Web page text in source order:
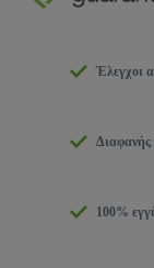
Έλεγχοι
Διαφανής
100%